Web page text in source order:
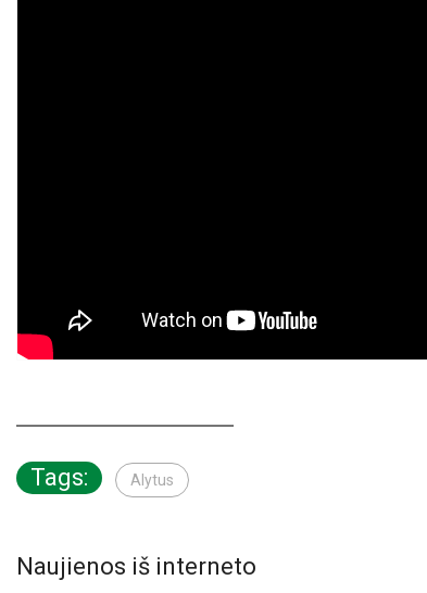
Tags: Alytus
Naujienos iš interneto